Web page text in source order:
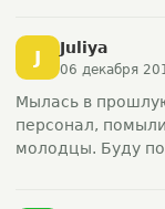
J Juliya
06 декабря
Мылась в
персонал,
молодцы. Буду